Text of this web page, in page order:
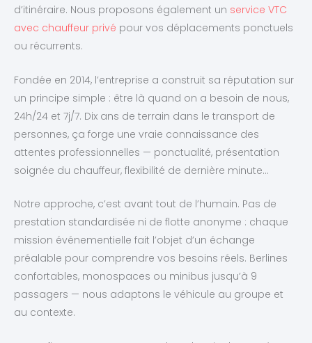
d’itinéraire. Nous proposons également un service VTC
avec chauffeur privé pour vos déplacements ponctuels
ou récurrents.
Fondée en 2014, l’entreprise a construit sa réputation sur
un principe simple : être là quand on a besoin de nous,
24h/24 et 7j/7. Dix ans de terrain dans le transport de
personnes, ça forge une vraie connaissance des
attentes professionnelles — ponctualité, présentation
soignée du chauffeur, flexibilité de dernière minute…
Notre approche, c’est avant tout de l’humain. Pas de
prestation standardisée ni de flotte anonyme : chaque
mission événementielle fait l’objet d’un échange
préalable pour comprendre vos besoins réels. Berlines
confortables, monospaces ou minibus jusqu’à 9
passagers — nous adaptons le véhicule au groupe et
au contexte.